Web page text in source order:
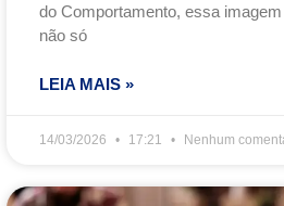
do Comportamento, essa
não só
LEIA MAIS »
14/03/2026 17:21 Nenhum